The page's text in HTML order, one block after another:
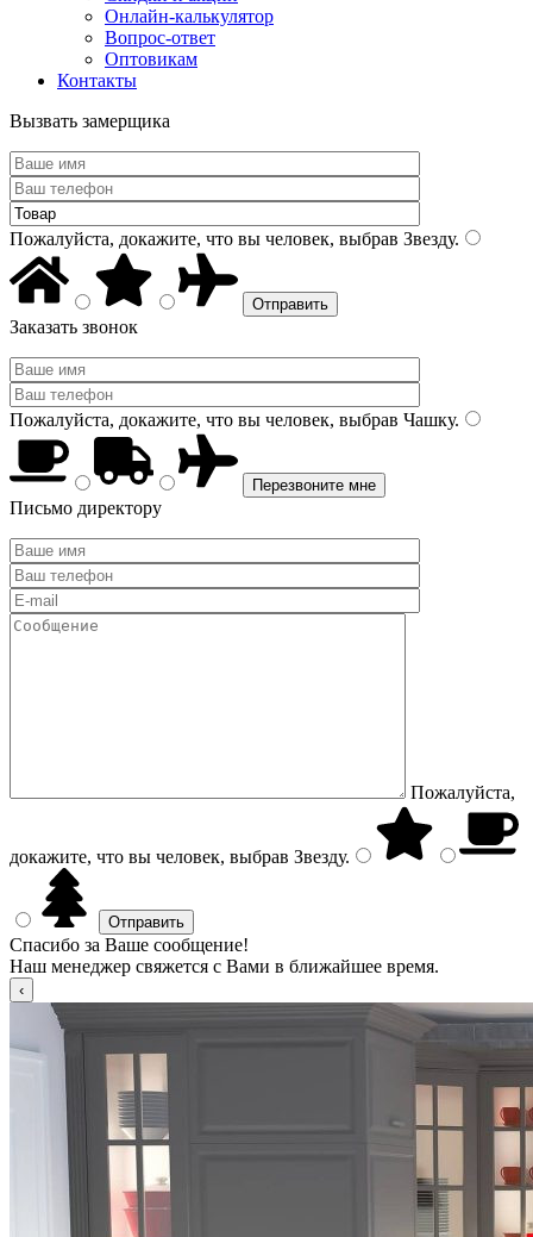
Онлайн-калькулятор
Вопрос-ответ
Оптовикам
Контакты
Вызвать замерщика
Пожалуйста, докажите, что вы человек, выбрав Звезду.
Заказать звонок
Пожалуйста, докажите, что вы человек, выбрав Чашку.
Письмо директору
Пожалуйста,
докажите, что вы человек, выбрав Звезду.
Спасибо за Ваше сообщение!
Наш менеджер свяжется с Вами в ближайшее время.